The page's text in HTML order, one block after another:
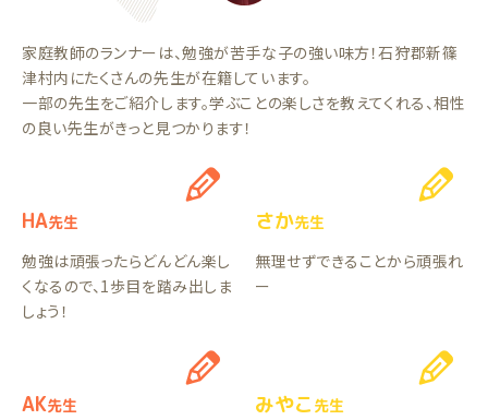
家庭教師のランナーは、勉強が苦手な子の強い味方！石狩郡新篠
津村内にたくさんの先生が在籍しています。
一部の先生をご紹介します。学ぶことの楽しさを教えてくれる、相性
の良い先生がきっと見つかります！
HA先生
勉強は頑張ったらどんどん楽し
くなるので、1歩目を踏み出しま
しょう！
さか先生
無理せずできることから頑張れ
ー
AK先生 みやこ 先生